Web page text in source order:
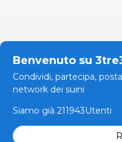
Benvenuto su
Condividi, partecipa,
network dei suini
Siamo già 211943Utenti